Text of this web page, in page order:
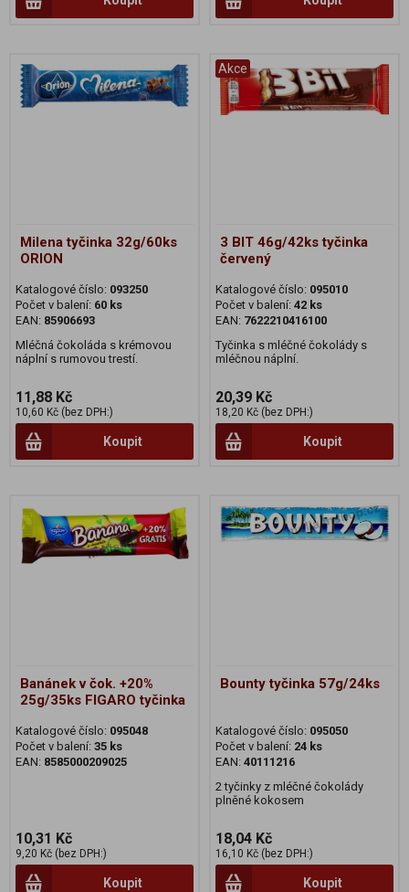
Milena tyčinka 32g/60ks
ORION
Katalogové číslo: 093250
Počet v balení: 60 ks
EAN: 85906693
Mléčná čokoláda s krémovou
náplní s rumovou trestí.
11,88 Kč
10,60 Kč (bez DPH:)
Koupit
Akce
3 BIT 46g/42ks tyčinka
červený
Katalogové číslo: 095010
Počet v balení: 42 ks
EAN: 7622210416100
Tyčinka s mléčné čokolády s
mléčnou náplní.
20,39 Kč
18,20 Kč (bez DPH:)
Koupit
Banánek v čok. +20%
25g/35ks FIGARO tyčinka
Katalogové číslo: 095048
Počet v balení: 35 ks
EAN: 8585000209025
10,31 Kč
9,20 Kč (bez DPH:)
Koupit
Bounty tyčinka 57g/24ks
Katalogové číslo: 095050
Počet v balení: 24 ks
EAN: 40111216
2 tyčinky z mléčné čokolády
plněné kokosem
18,04 Kč
16,10 Kč (bez DPH:)
Koupit